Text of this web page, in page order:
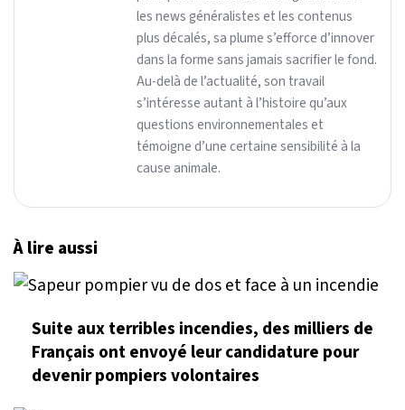
les news généralistes et les contenus
plus décalés, sa plume s’efforce d’innover
dans la forme sans jamais sacrifier le fond.
Au-delà de l’actualité, son travail
s’intéresse autant à l’histoire qu’aux
questions environnementales et
témoigne d’une certaine sensibilité à la
cause animale.
À lire aussi
Suite aux terribles incendies, des milliers de
Français ont envoyé leur candidature pour
devenir pompiers volontaires